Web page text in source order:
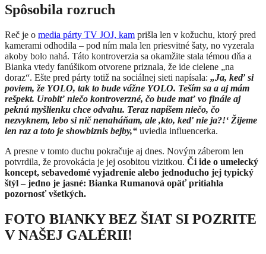
Spôsobila rozruch
Reč je o media párty TV JOJ, kam prišla len v kožuchu, ktorý pred
kamerami odhodila – pod ním mala len priesvitné šaty, no vyzerala
akoby bolo nahá. Táto kontroverzia sa okamžite stala témou dňa a
Bianka vtedy fanúšikom otvorene priznala, že ide cielene „na
doraz“. Ešte pred párty totiž na sociálnej sieti napísala: „Ja, keď si
poviem, že YOLO, tak to bude vážne YOLO. Teším sa a aj mám
rešpekt. Urobiť niečo kontroverzné, čo bude mať vo finále aj
peknú myšlienku chce odvahu. Teraz napíšem niečo, čo
nezvyknem, lebo si nič nenaháňam, ale ,kto, keď nie ja?!‘ Žijeme
len raz a toto je showbiznis bejby,“ uviedla influencerka.
A presne v tomto duchu pokračuje aj dnes. Novým záberom len
potvrdila, že provokácia je jej osobitou vizitkou. Či ide o umelecký
koncept, sebavedomé vyjadrenie alebo jednoducho jej typický
štýl – jedno je jasné: Bianka Rumanová opäť pritiahla
pozornosť všetkých.
FOTO BIANKY BEZ ŠIAT SI POZRITE
V NAŠEJ GALÉRII!